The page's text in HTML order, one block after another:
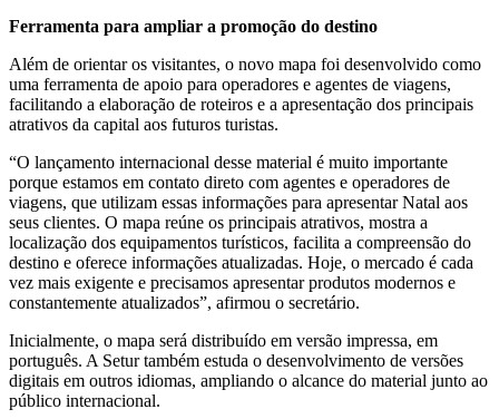
Ferramenta para ampliar a promoção do destino
Além de orientar os visitantes, o novo mapa foi desenvolvido como
uma ferramenta de apoio para operadores e agentes de viagens,
facilitando a elaboração de roteiros e a apresentação dos principais
atrativos da capital aos futuros turistas.
“O lançamento internacional desse material é muito importante
porque estamos em contato direto com agentes e operadores de
viagens, que utilizam essas informações para apresentar Natal aos
seus clientes. O mapa reúne os principais atrativos, mostra a
localização dos equipamentos turísticos, facilita a compreensão do
destino e oferece informações atualizadas. Hoje, o mercado é cada
vez mais exigente e precisamos apresentar produtos modernos e
constantemente atualizados”, afirmou o secretário.
Inicialmente, o mapa será distribuído em versão impressa, em
português. A Setur também estuda o desenvolvimento de versões
digitais em outros idiomas, ampliando o alcance do material junto ao
público internacional.